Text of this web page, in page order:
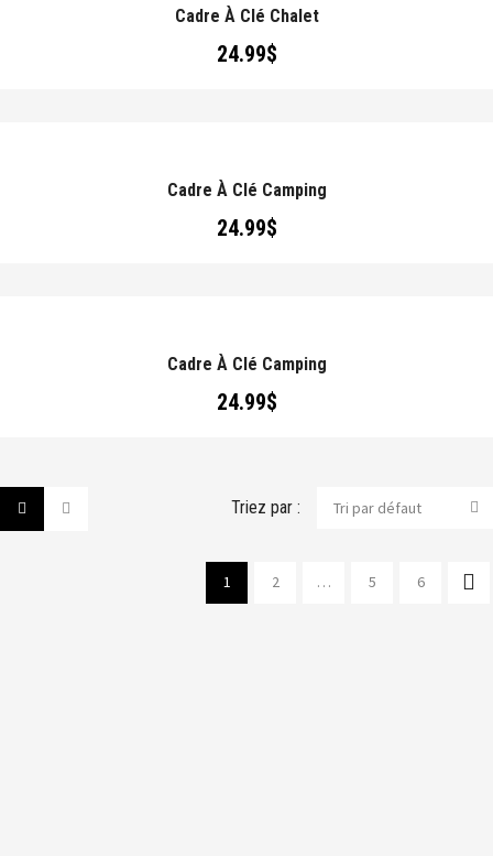
Cadre À Clé Chalet
24.99$
Cadre À Clé Camping
24.99$
Cadre À Clé Camping
24.99$
Triez par : Tri par défaut
1 2 … 5 6